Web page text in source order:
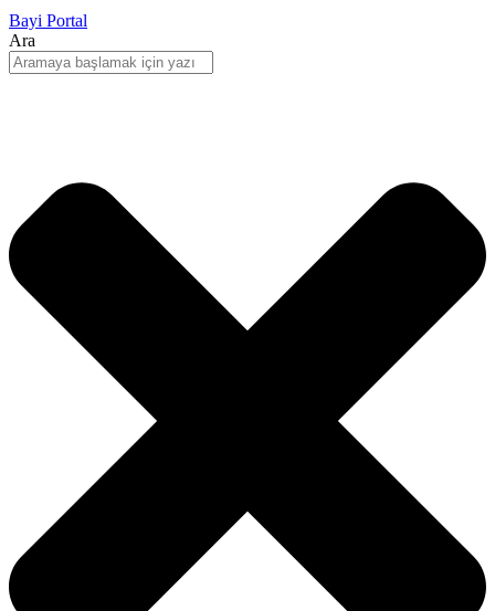
Bayi Portal
Ara